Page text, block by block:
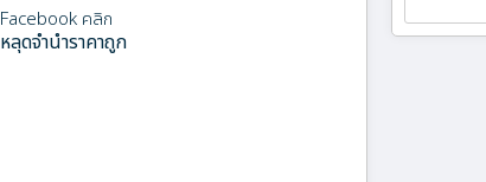
Facebook คลิก
หลุดจำนำราคาถูก